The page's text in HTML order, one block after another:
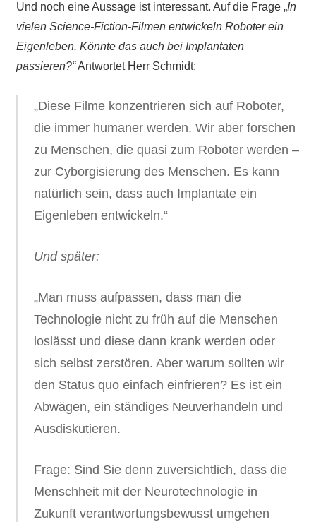
Und noch eine Aussage ist interessant. Auf die Frage „In
vielen Science-Fiction-Filmen entwickeln Roboter ein
Eigenleben. Könnte das auch bei Implantaten
passieren?“Antwortet Herr Schmidt:
„Diese Filme konzentrieren sich auf Roboter,
die immer humaner werden. Wir aber forschen
zu Menschen, die quasi zum Roboter werden –
zur Cyborgisierung des Menschen. Es kann
natürlich sein, dass auch Implantate ein
Eigenleben entwickeln.“
Und später:
„Man muss aufpassen, dass man die
Technologie nicht zu früh auf die Menschen
loslässt und diese dann krank werden oder
sich selbst zerstören. Aber warum sollten wir
den Status quo einfach einfrieren? Es ist ein
Abwägen, ein ständiges Neuverhandeln und
Ausdiskutieren.
Frage: Sind Sie denn zuversichtlich, dass die
Menschheit mit der Neurotechnologie in
Zukunft verantwortungsbewusst umgehen